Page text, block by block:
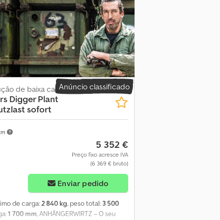
-> Próxima inspeção: 04.2017 ->
aprox.: 728 kg -> ☝️Rampa única, extra
Chapa de alumínio antiderrapante no piso
em oficina e pronto para uso
Anúncio classificado
de baixa carga
Digger Plant
sofort
5 352 €
Preço fixo acresce IVA
(6 369 € bruto)
Enviar pedido
de carga:2 840 kg, peso total: 3 500
1 700 mm, ANHÄNGERWIRTZ – O seu